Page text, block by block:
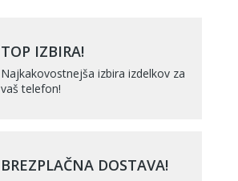
TOP IZBIRA!
Najkakovostnejša izbira izdelkov za
vaš telefon!
BREZPLAČNA DOSTAVA!